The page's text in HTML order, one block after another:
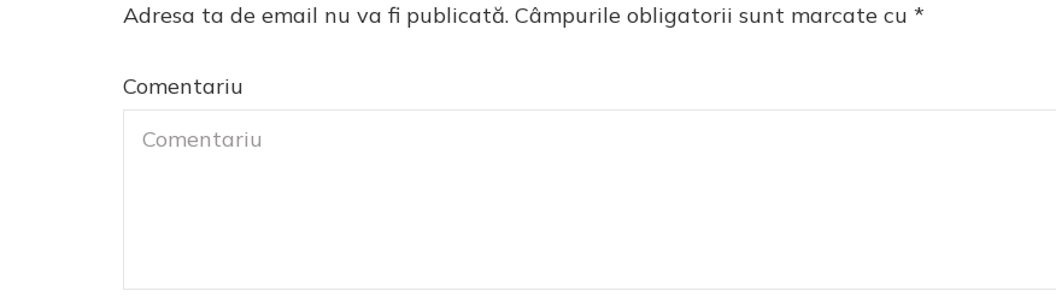
Adresa ta de email nu va fi publicată. Câmpurile obligatorii sunt marcate cu *
Comentariu